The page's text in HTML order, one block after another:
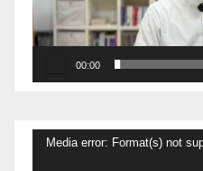
00:00
Pemutar
Media error: Format(s) not